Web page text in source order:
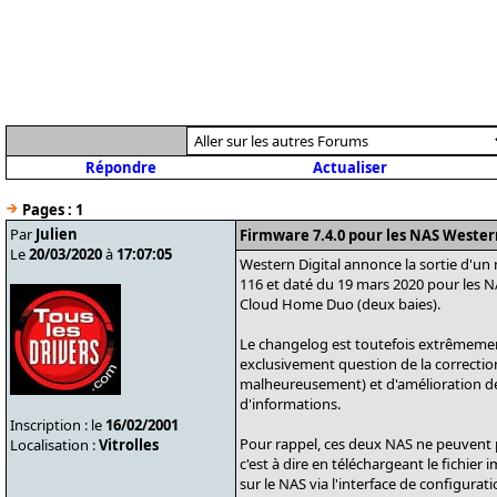
Répondre Actualiser
Pages : 1
Par Julien
Le20/03/2020à 17:07:05
Inscription : le 16/02/2001
Localisation :Vitrolles
Firmware 7.4.0 pour les NAS
Western Digital annonce la sortie
116 et daté du 19 mars 2020 pour les
Cloud Home Duo (deux baies).
Le changelog est toutefois
exclusivement question de la
malheureusement) et d'amélioration
d'informations.
Pour rappel, ces deux NAS ne
c'est à dire en téléchargeant le fichier
sur le NAS via l'interface de